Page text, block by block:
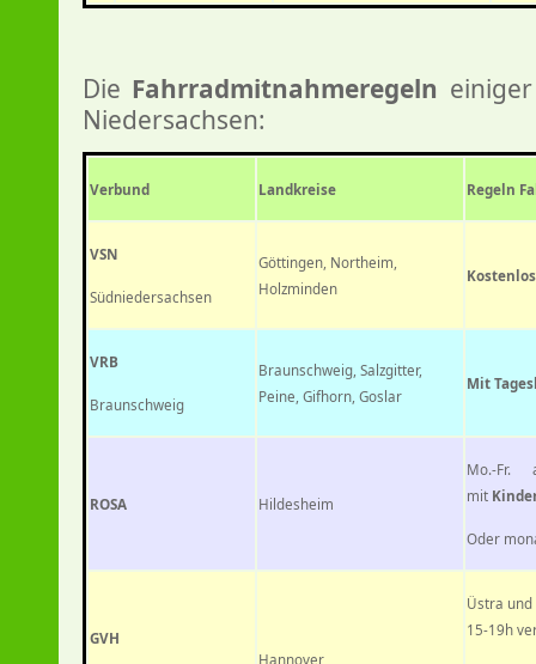
Die Fahrradmitnahmeregeln
Niedersachsen:
Verbund Landkreise Regeln
VSN
Südniedersachsen
Göttingen, Northeim,
Holzminden
VRB
Braunschweig
Braunschweig, Salzgitter,
Peine, Gifhorn, Goslar
Mit
ROSA Hildesheim
Mo.-
mit
Oder
GVH
Hannover
Üstra und
15-19h